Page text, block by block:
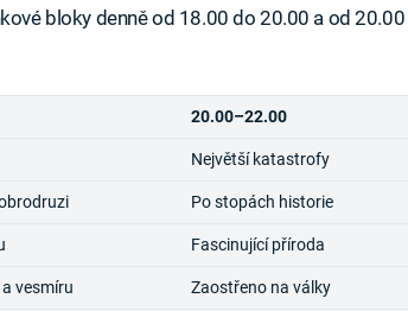
bloky denně od 18.00 do 20.00 a od 20.00
20.00–22.00
Největší katastrofy
Po stopách historie
Fascinující příroda
vesmíru Zaostřeno na války